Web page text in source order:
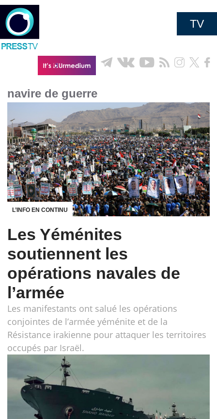
TV
navire de guerre
L’INFO EN CONTINU
Les Yéménites
soutiennent les
opérations navales de
l’armée
Les manifestants ont salué les opérations
conjointes de l’armée yéménite et de la
Résistance irakienne pour attaquer les territoires
occupés par Israël.